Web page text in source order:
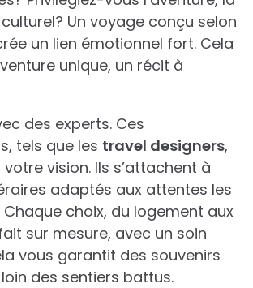
Un voyage conçu selon
un lien émotionnel fort. Cela
unique, un récit à
des experts. Ces
tels que les travel designers,
vision. Ils s’attachent à
adaptés aux attentes les
choix, du logement aux
sur mesure, avec un soin
vous garantit des souvenirs
des sentiers battus.